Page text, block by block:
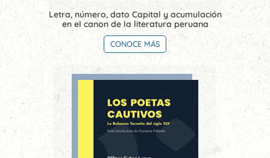
Letra, número, dato Capital y acumulación
en el canon de la literatura peruana
CONOCE MÁS